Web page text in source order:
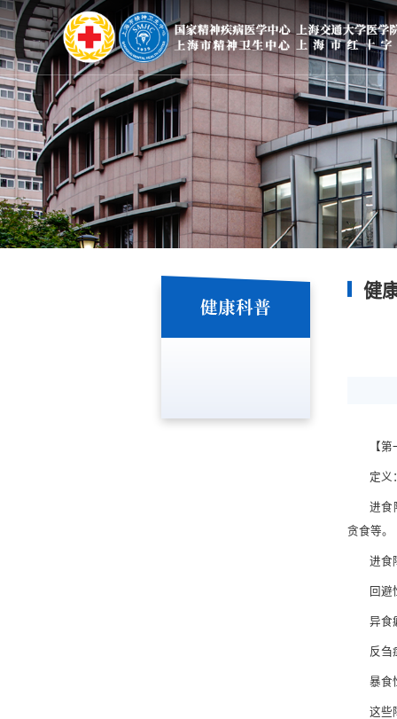
健康科普
健
【
定义
进食
贪食等。
进食
回避
异食
反刍
暴食
这些